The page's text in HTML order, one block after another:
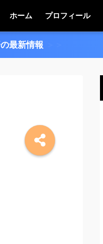
ホーム プロフィール
最新情報